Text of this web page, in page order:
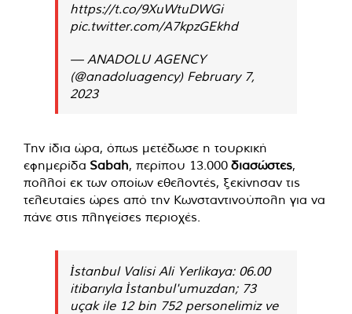
https://t.co/9XuWtuDWGi
pic.twitter.com/A7kpzGEkhd
— ANADOLU AGENCY
(@anadoluagency) February 7,
2023
Την ίδια ώρα, όπως μετέδωσε η τουρκική
εφημερίδα Sabah, περίπου 13.000 διασώστες,
πολλοί εκ των οποίων εθελοντές, ξεκίνησαν τις
τελευταίες ώρες από την Κωνσταντινούπολη για να
πάνε στις πληγείσες περιοχές.
İstanbul Valisi Ali Yerlikaya: 06.00
itibarıyla İstanbul'umuzdan; 73
uçak ile 12 bin 752 personelimiz ve